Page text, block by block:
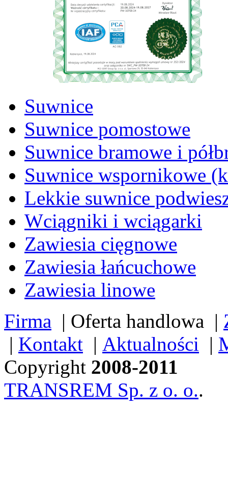
Suwnice
Suwnice pomostowe
Suwnice bramowe i
Suwnice wspornikowe
Lekkie suwnice
Wciągniki i wciągarki
Zawiesia cięgnowe
Zawiesia łańcuchowe
Zawiesia linowe
Firma | Oferta handlowa |
| Kontakt | Aktualności |
Copyright 2008-2011
TRANSREM Sp. z o. o..